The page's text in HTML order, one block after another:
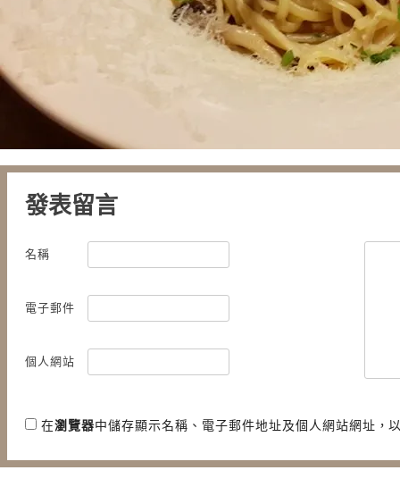
發表留言
名稱
電子郵件
個人網站
在瀏覽器中儲存顯示名稱、電子郵件地址及個人網站網址，